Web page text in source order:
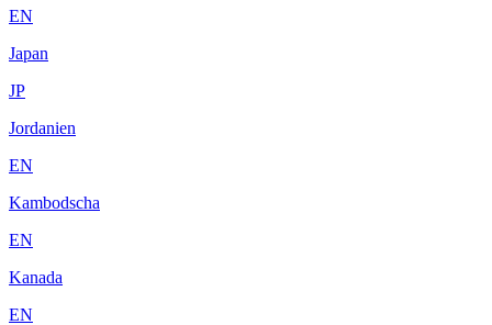
EN
Japan
JP
Jordanien
EN
Kambodscha
EN
Kanada
EN